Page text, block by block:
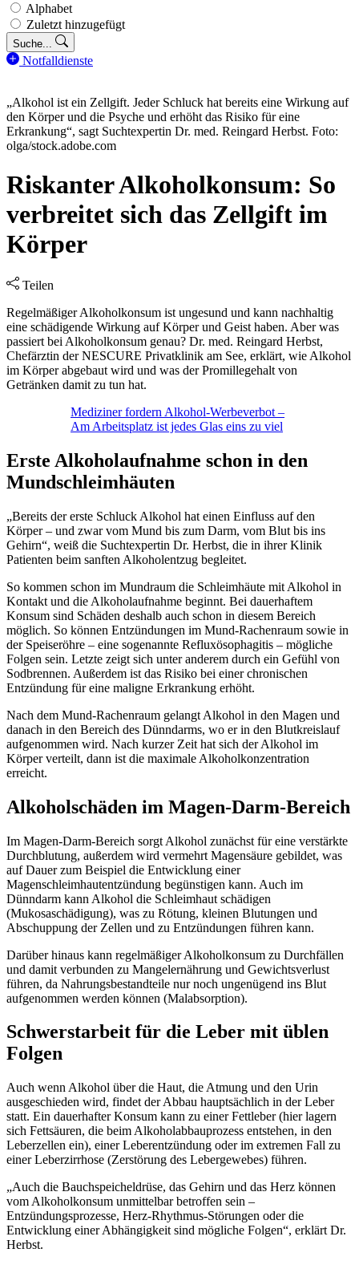
Alphabet
Zuletzt hinzugefügt
Suche...
Notfalldienste
„Alkohol ist ein Zellgift. Jeder Schluck hat bereits eine Wirkung auf
den Körper und die Psyche und erhöht das Risiko für eine
Erkrankung“, sagt Suchtexpertin Dr. med. Reingard Herbst. Foto:
olga/stock.adobe.com
Riskanter Alkoholkonsum: So
verbreitet sich das Zellgift im
Körper
Teilen
Regelmäßiger Alkoholkonsum ist ungesund und kann nachhaltig
eine schädigende Wirkung auf Körper und Geist haben. Aber was
passiert bei Alkoholkonsum genau? Dr. med. Reingard Herbst,
Chefärztin der NESCURE Privatklinik am See, erklärt, wie Alkohol
im Körper abgebaut wird und was der Promillegehalt von
Getränken damit zu tun hat.
Mediziner fordern Alkohol-Werbeverbot –
Am Arbeitsplatz ist jedes Glas eins zu viel
Erste Alkoholaufnahme schon in den
Mundschleimhäuten
„Bereits der erste Schluck Alkohol hat einen Einfluss auf den
Körper – und zwar vom Mund bis zum Darm, vom Blut bis ins
Gehirn“, weiß die Suchtexpertin Dr. Herbst, die in ihrer Klinik
Patienten beim sanften Alkoholentzug begleitet.
So kommen schon im Mundraum die Schleimhäute mit Alkohol in
Kontakt und die Alkoholaufnahme beginnt. Bei dauerhaftem
Konsum sind Schäden deshalb auch schon in diesem Bereich
möglich. So können Entzündungen im Mund-Rachenraum sowie in
der Speiseröhre – eine sogenannte Refluxösophagitis – mögliche
Folgen sein. Letzte zeigt sich unter anderem durch ein Gefühl von
Sodbrennen. Außerdem ist das Risiko bei einer chronischen
Entzündung für eine maligne Erkrankung erhöht.
Nach dem Mund-Rachenraum gelangt Alkohol in den Magen und
danach in den Bereich des Dünndarms, wo er in den Blutkreislauf
aufgenommen wird. Nach kurzer Zeit hat sich der Alkohol im
Körper verteilt, dann ist die maximale Alkoholkonzentration
erreicht.
Alkoholschäden im Magen-Darm-Bereich
Im Magen-Darm-Bereich sorgt Alkohol zunächst für eine verstärkte
Durchblutung, außerdem wird vermehrt Magensäure gebildet, was
auf Dauer zum Beispiel die Entwicklung einer
Magenschleimhautentzündung begünstigen kann. Auch im
Dünndarm kann Alkohol die Schleimhaut schädigen
(Mukosaschädigung), was zu Rötung, kleinen Blutungen und
Abschuppung der Zellen und zu Entzündungen führen kann.
Darüber hinaus kann regelmäßiger Alkoholkonsum zu Durchfällen
und damit verbunden zu Mangelernährung und Gewichtsverlust
führen, da Nahrungsbestandteile nur noch ungenügend ins Blut
aufgenommen werden können (Malabsorption).
Schwerstarbeit für die Leber mit üblen
Folgen
Auch wenn Alkohol über die Haut, die Atmung und den Urin
ausgeschieden wird, findet der Abbau hauptsächlich in der Leber
statt. Ein dauerhafter Konsum kann zu einer Fettleber (hier lagern
sich Fettsäuren, die beim Alkoholabbauprozess entstehen, in den
Leberzellen ein), einer Leberentzündung oder im extremen Fall zu
einer Leberzirrhose (Zerstörung des Lebergewebes) führen.
„Auch die Bauchspeicheldrüse, das Gehirn und das Herz können
vom Alkoholkonsum unmittelbar betroffen sein –
Entzündungsprozesse, Herz-Rhythmus-Störungen oder die
Entwicklung einer Abhängigkeit sind mögliche Folgen“, erklärt Dr.
Herbst.